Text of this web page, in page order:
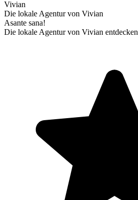
Vivian
Die lokale Agentur von Vivian
Asante sana!
Die lokale Agentur von Vivian entdecken